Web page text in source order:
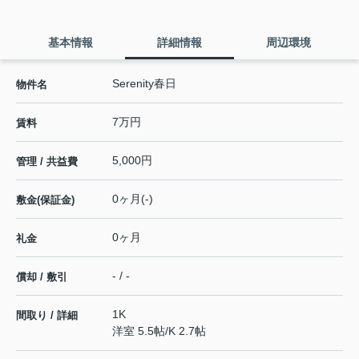
基本情報 詳細情報 周辺環境
物件名 Serenity春日
賃料 7万円
管理 / 共益費 5,000円
敷金(保証金) 0ヶ月(-)
礼金 0ヶ月
償却 / 敷引 - / -
間取り / 詳細
1K
洋室 5.5帖/K 2.7帖